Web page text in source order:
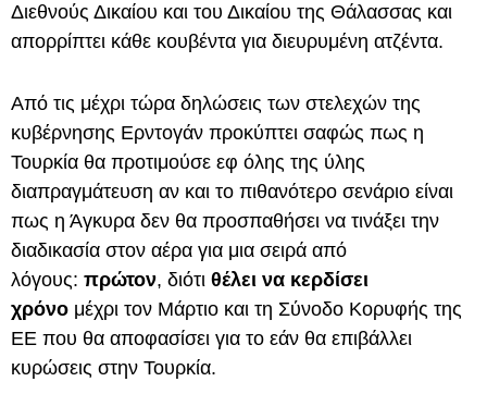
Διεθνούς Δικαίου και του Δικαίου της Θάλασσας και
απορρίπτει κάθε κουβέντα για διευρυμένη ατζέντα.
Από τις μέχρι τώρα δηλώσεις των στελεχών της
κυβέρνησης Ερντογάν προκύπτει σαφώς πως η
Τουρκία θα προτιμούσε εφ όλης της ύλης
διαπραγμάτευση αν και το πιθανότερο σενάριο είναι
πως η Άγκυρα δεν θα προσπαθήσει να τινάξει την
διαδικασία στον αέρα για μια σειρά από
λόγους: πρώτον, διότι θέλει να κερδίσει
χρόνο μέχρι τον Μάρτιο και τη Σύνοδο Κορυφής της
ΕΕ που θα αποφασίσει για το εάν θα επιβάλλει
κυρώσεις στην Τουρκία.